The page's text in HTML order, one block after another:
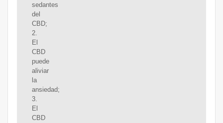
sedantes
del
CBD;
2.
El
CBD
puede
aliviar
la
ansiedad;
3.
El
CBD